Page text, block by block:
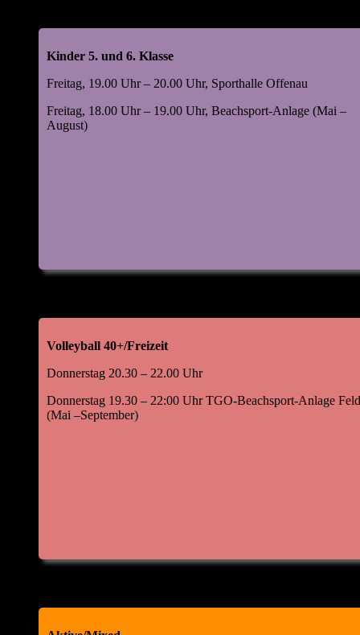
Kinder 5. und 6. Klasse
Freitag, 19.00 Uhr – 20.00 Uhr, Sporthalle Offenau
Freitag, 18.00 Uhr – 19.00 Uhr, Beachsport-Anlage (Mai –
August)
Volleyball 40+/Freizeit
Donnerstag 20.30 – 22.00 Uhr
Donnerstag 19.30 – 22:00 Uhr TGO-Beachsport-Anlage
(Mai –September)